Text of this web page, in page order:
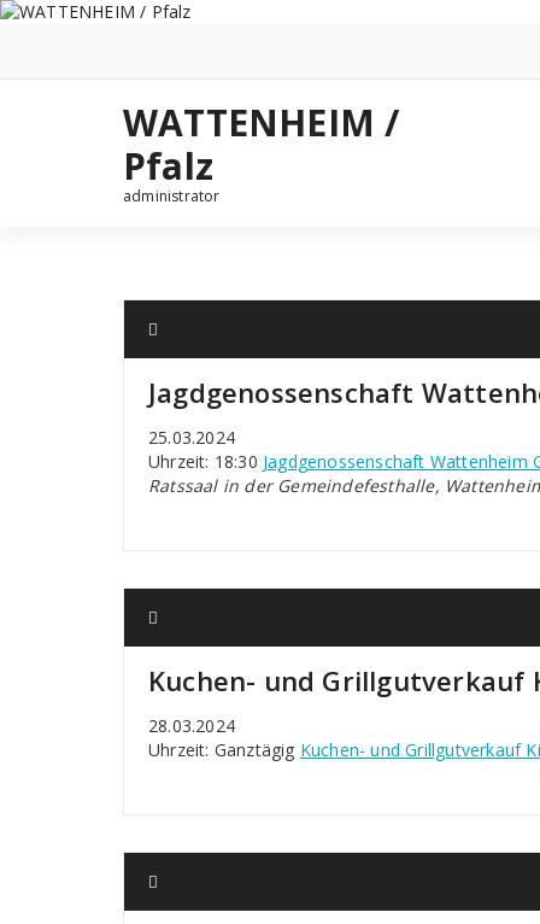
Zum
WATTENHEIM /
Pfalz
administrator
Jagdgenossenschaft
25.03.2024
Uhrzeit: 18:30 Jagdgenossenschaft Wattenheim
Ratssaal in der Gemeindefesthalle,
Kuchen- und Grillgutverkauf
28.03.2024
Uhrzeit: Ganztägig Kuchen- und Grillgutverkauf